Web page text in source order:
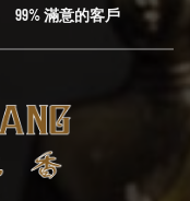
99% 滿意的客戶